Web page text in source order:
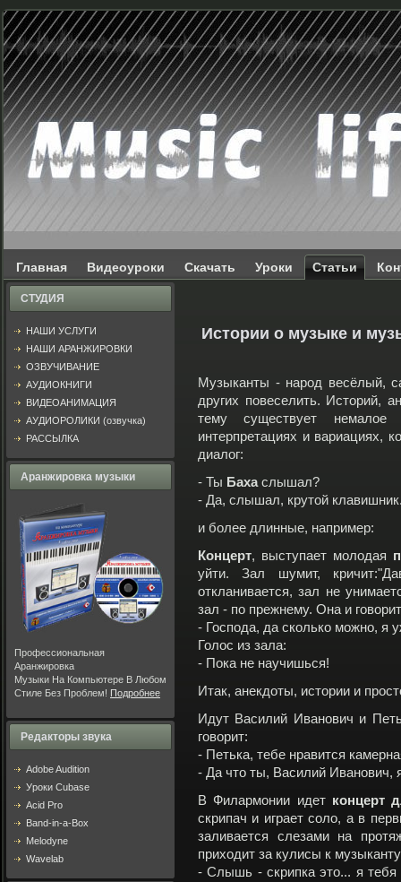
Главная Видеоуроки Скачать Уроки Статьи
СТУДИЯ
НАШИ УСЛУГИ
НАШИ АРАНЖИРОВКИ
ОЗВУЧИВАНИЕ
АУДИОКНИГИ
ВИДЕОАНИМАЦИЯ
АУДИОРОЛИКИ (озвучка)
РАССЫЛКА
Аранжировка музыки
Профессиональная
Аранжировка
Музыки На Компьютере В Любом
Стиле Без Проблем! Подробнее
Редакторы звука
Adobe Audition
Уроки Cubase
Acid Pro
Band-in-a-Box
Melodyne
Wavelab
Истории о музыке и
Музыканты - народ весёлый,
других повеселить. Историй,
тему существует немалое
интерпретациях и вариациях,
диалог:
- Ты Бахаслышал?
- Да, слышал, крутой
и более длинные, например:
Концерт, выступает молодая
уйти. Зал шумит,
откланивается, зал не
зал - по прежнему. Она и
- Господа, да сколько можно, я
Голос из зала:
- Пока не научишься!
Итак, анекдоты, истории и
Идут Василий Иванович и
говорит:
- Петька, тебе нравится
- Да что ты, Василий Иванович,
В Филармонии идет концерт
скрипач и играет соло, а в
заливается слезами на
приходит за кулисы к
- Слышь - скрипка это... я